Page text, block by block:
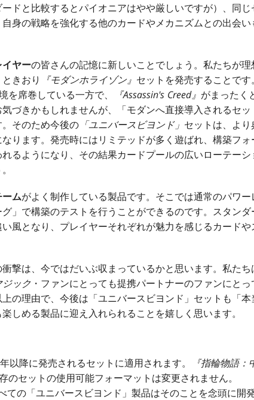
ドと比較するとパイオニアはやや厳しいですが）、同じ
身の戦略を強化する他のカードやメカニズムとの出会い
ヤーの皆さんの記憶に新しいことでしょう。私たちが理
きおり
『モダンホライゾン』 セットを発売することです
を席巻している一方で、 『Assassin's Creed』 がまったく
づきかもしれませんが、「モダンへ直接導入されるセッ
そのため今後の 「ユニバースビヨンド」 セットは、より
ります。発売時にはリミテッドが多く遊ばれ、構築フォ
るようになり、その結果カードプールの広いローテーシ
ームがよく制作している製品です。そこでは通常のパワー
」で構築のテストを行うことができるのです。スタンダ
風となり、プレイヤーそれぞれが魅力を感じるカードや
撃は、今ではだいぶ収まっているかと思います。私たち
ジック ・ファンにとっても提携パートナーのファンにとっ
の理由で、今後は「ユニバースビヨンド」セットも「本
しめる製品に迎え入れられることを嬉しく思います。
以降に発売されるセットに適用されます。
『指輪物語：
のセットの使用可能フォーマットは変更されません。
ての「ユニバースビヨンド」製品はそのことを念頭に開